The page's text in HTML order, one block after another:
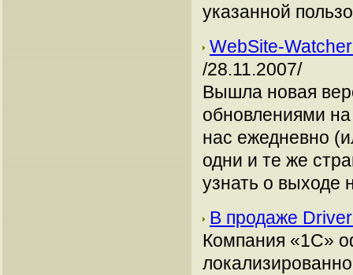
указанной
WebSite-
/28.11.2007/
Вышла новая
обновлениями
нас ежедневно
одни и те же
узнать о выходе
В продаже
Компания «1С»